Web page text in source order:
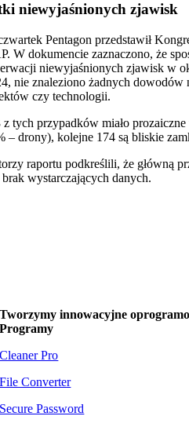
niewyjaśnionych zjawisk
Pentagon przedstawił
W dokumencie zaznaczono, że
niewyjaśnionych zjawisk w
nie znaleziono żadnych dowodów
czy technologii.
z tych przypadków miało
– drony), kolejne 174 są bliskie
raportu podkreślili, że główną
brak wystarczających danych.
Tworzymyinnowacyjne
Programy
Cleaner Pro
File Converter
Secure Password